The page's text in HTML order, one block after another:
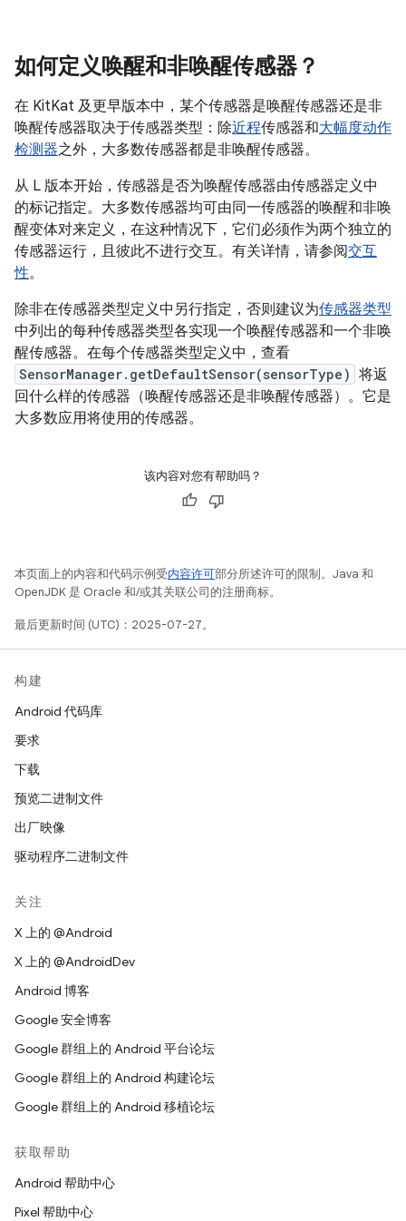
如何定义唤醒和非唤醒传感器？
在 KitKat 及更早版本中，某个传感器是唤醒传感器还是非
唤醒传感器取决于传感器类型：除近程传感器和大幅度动作
检测器之外，大多数传感器都是非唤醒传感器。
从 L 版本开始，传感器是否为唤醒传感器由传感器定义中
的标记指定。大多数传感器均可由同一传感器的唤醒和非唤
醒变体对来定义，在这种情况下，它们必须作为两个独立的
传感器运行，且彼此不进行交互。有关详情，请参阅交互
性。
除非在传感器类型定义中另行指定，否则建议为传感器类型
中列出的每种传感器类型各实现一个唤醒传感器和一个非唤
醒传感器。在每个传感器类型定义中，查看
SensorManager.getDefaultSensor(sensorType) 将返
回什么样的传感器（唤醒传感器还是非唤醒传感器）。它是
大多数应用将使用的传感器。
该内容对您有帮助吗？
本页面上的内容和代码示例受内容许可部分所述许可的限制。Java 和
OpenJDK 是 Oracle 和/或其关联公司的注册商标。
最后更新时间 (UTC)：2025-07-27。
构建
Android 代码库
要求
下载
预览二进制文件
出厂映像
驱动程序二进制文件
关注
X 上的 @Android
X 上的 @AndroidDev
Android 博客
Google 安全博客
Google 群组上的 Android 平台论坛
Google 群组上的 Android 构建论坛
Google 群组上的 Android 移植论坛
获取帮助
Android 帮助中心
Pixel 帮助中心